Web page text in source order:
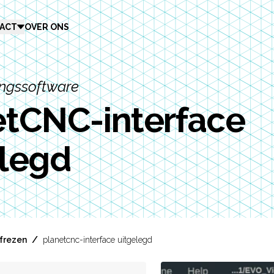
OVER ONS
interface
/ planetcnc-interface uitgelegd